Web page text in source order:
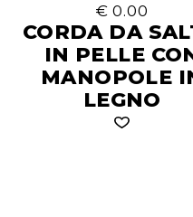
€ 0.00
CORDA DA
IN PELLE
MANOPOLE
LEGNO